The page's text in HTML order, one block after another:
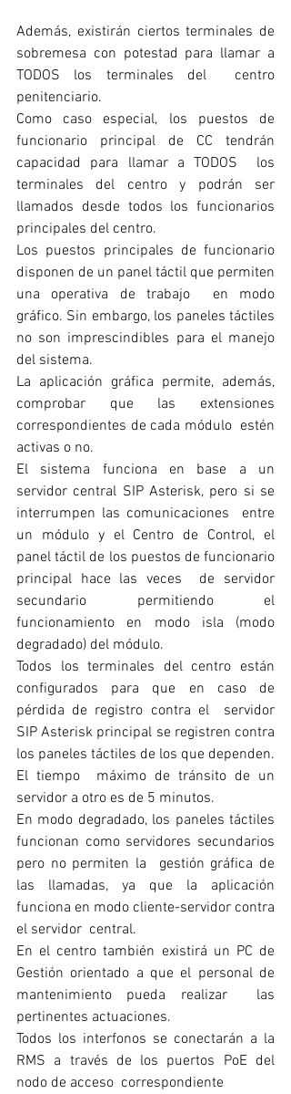
Además, existirán ciertos terminales de
sobremesa con potestad para llamar a
TODOS los terminales del  centro
penitenciario.
Como caso especial, los puestos de
funcionario principal de CC tendrán
capacidad para llamar a TODOS  los
terminales del centro y podrán ser
llamados desde todos los funcionarios
principales del centro.
Los puestos principales de funcionario
disponen de un panel táctil que permiten
una operativa de trabajo  en modo
gráfico. Sin embargo, los paneles táctiles
no son imprescindibles para el manejo
del sistema.
La aplicación gráfica permite, además,
comprobar que las extensiones
correspondientes de cada módulo  estén
activas o no.
El sistema funciona en base a un
servidor central SIP Asterisk, pero si se
interrumpen las comunicaciones  entre
un módulo y el Centro de Control, el
panel táctil de los puestos de funcionario
principal hace las veces  de servidor
secundario permitiendo el
funcionamiento en modo isla (modo
degradado) del módulo.
Todos los terminales del centro están
configurados para que en caso de
pérdida de registro contra el  servidor
SIP Asterisk principal se registren contra
los paneles táctiles de los que dependen.
El tiempo  máximo de tránsito de un
servidor a otro es de 5 minutos.
En modo degradado, los paneles táctiles
funcionan como servidores secundarios
pero no permiten la  gestión gráfica de
las llamadas, ya que la aplicación
funciona en modo cliente-servidor contra
el servidor  central.
En el centro también existirá un PC de
Gestión orientado a que el personal de
mantenimiento pueda realizar  las
pertinentes actuaciones.
Todos los interfonos se conectarán a la
RMS a través de los puertos PoE del
nodo de acceso  correspondiente